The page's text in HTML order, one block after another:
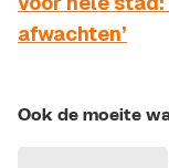
afwachten’
Ook de moeite